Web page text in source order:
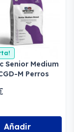
Senior Medium
M Perros
Añadir